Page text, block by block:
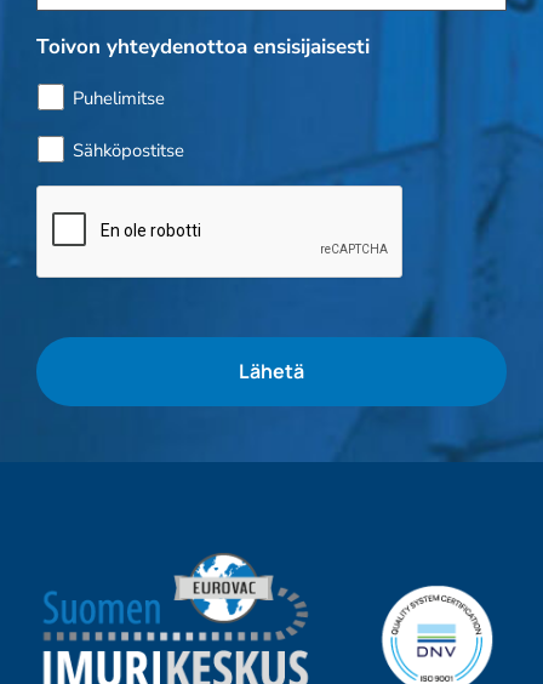
Toivon yhteydenottoa ensisijaisesti
Puhelimitse
Sähköpostitse